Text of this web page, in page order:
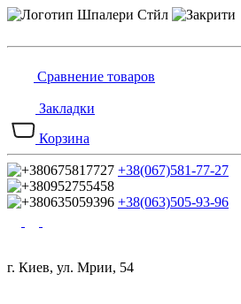
Сравнение товаров
Закладки
Корзина
+38(067)581-77-27
+38(063)505-93-96
г. Киев, ул. Мрии, 54